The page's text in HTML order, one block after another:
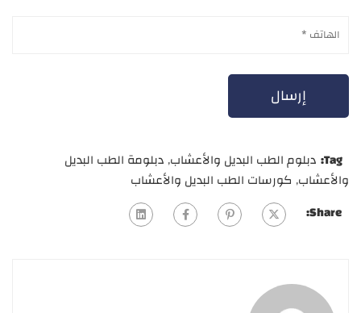
Tag: دبلوم الطب البديل والأعشاب,دبلومة الطب البديل
والأعشاب, كورسات الطب البديل والأعشاب
Share: